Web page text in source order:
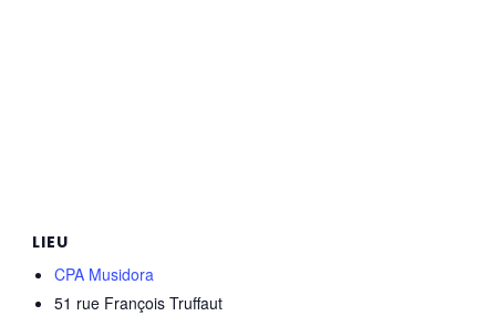
LIEU
CPA Musidora
51 rue François Truffaut